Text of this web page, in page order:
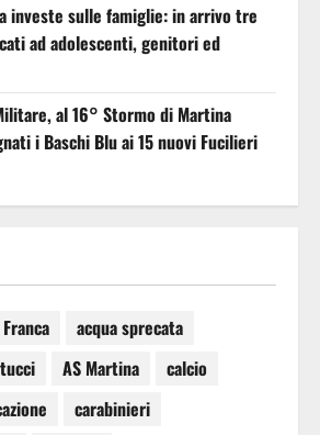
investe sulle famiglie: in arrivo tre
ad adolescenti, genitori ed
al 16° Stormo di Martina
i Baschi Blu ai 15 nuovi Fucilieri
acqua sprecata
AS Martina
calcio
carabinieri